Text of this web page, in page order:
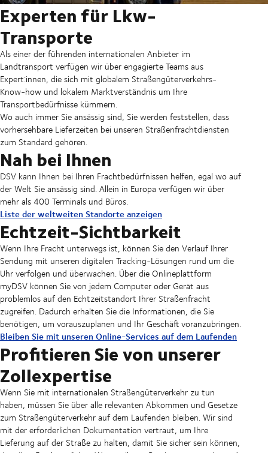
Experten für Lkw-
Transporte
Als einer der führenden internationalen Anbieter im
Landtransport verfügen wir über engagierte Teams aus
Expert:innen, die sich mit globalem Straßengüterverkehrs-
Know-how und lokalem Marktverständnis um Ihre
Transportbedürfnisse kümmern.
Wo auch immer Sie ansässig sind, Sie werden feststellen, dass
vorhersehbare Lieferzeiten bei unseren Straßenfrachtdiensten
zum Standard gehören.
Nah bei Ihnen
DSV kann Ihnen bei Ihren Frachtbedürfnissen helfen, egal wo auf
der Welt Sie ansässig sind. Allein in Europa verfügen wir über
mehr als 400 Terminals und Büros.
Liste der weltweiten Standorte anzeigen
Echtzeit-Sichtbarkeit
Wenn Ihre Fracht unterwegs ist, können Sie den Verlauf Ihrer
Sendung mit unseren digitalen Tracking-Lösungen rund um die
Uhr verfolgen und überwachen. Über die Onlineplattform
myDSV können Sie von jedem Computer oder Gerät aus
problemlos auf den Echtzeitstandort Ihrer Straßenfracht
zugreifen. Dadurch erhalten Sie die Informationen, die Sie
benötigen, um vorauszuplanen und Ihr Geschäft voranzubringen.
Bleiben Sie mit unseren Online-Services auf dem Laufenden
Profitieren Sie von unserer
Zollexpertise
Wenn Sie mit internationalen Straßengüterverkehr zu tun
haben, müssen Sie über alle relevanten Abkommen und Gesetze
zum Straßengüterverkehr auf dem Laufenden bleiben. Wir sind
mit der erforderlichen Dokumentation vertraut, um Ihre
Lieferung auf der Straße zu halten, damit Sie sicher sein können,